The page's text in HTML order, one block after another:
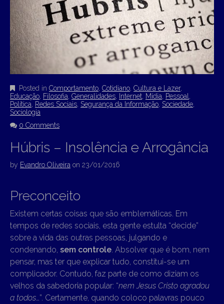
Posted in Comportamento Cotidiano Cultura e Lazer,
Educação Filosofia Generalidades Internet Mídia Pessoal
Política Redes Sociais Segurança da Informação Sociedade
Sociologia
0 Comments
Húbris – Insolência e Arrogância
by Evandro Oliveira on 23/01/2016
Preconceito
Existem certas coisas que são emblemáticas. Em
tempos de redes sociais, esta gente estulta “decide”
sobre a vida das outras pessoas, julgando e
condenando, sem controle . Absolver que é bom, nem
pensar, mas ter que explicar tudo, constitui-se um
complicador. Contudo, faz parte de como diziam os
velhos da sabedoria popular: “nem Jesus Cristo agradou
a todos …”. Certamente, quando coloco palavras pouco